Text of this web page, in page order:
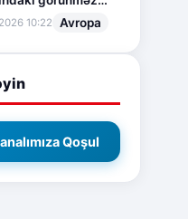
10:22 Avropa
Qoşul